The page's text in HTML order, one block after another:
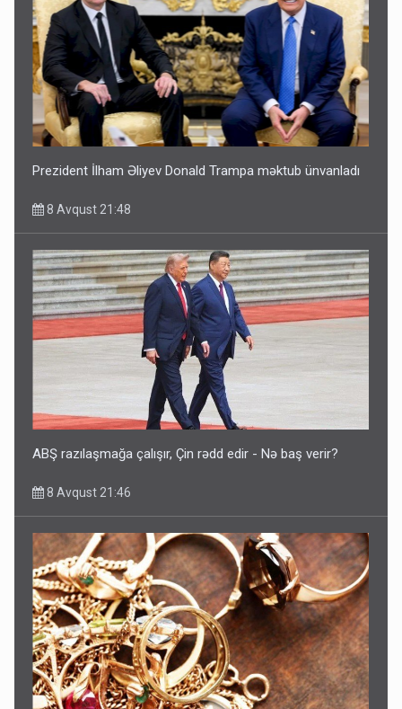
Prezident İlham Əliyev Donald Trampa məktub ünvanladı
8 Avqust 21:48
ABŞ razılaşmağa çalışır, Çin rədd edir - Nə baş verir?
8 Avqust 21:46